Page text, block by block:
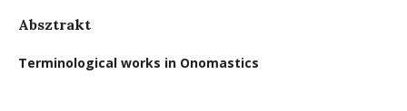
Absztrakt
Terminological works in Onomastics